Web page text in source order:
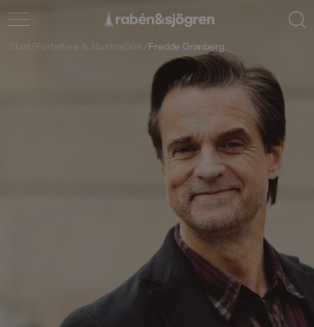
Start/ Författare & illustratörer /Fredde Granberg